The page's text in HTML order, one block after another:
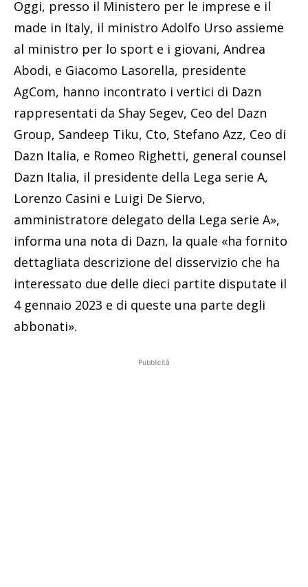
Oggi, presso il Ministero per le imprese e il
made in Italy, il ministro Adolfo Urso assieme
al ministro per lo sport e i giovani, Andrea
Abodi, e Giacomo Lasorella, presidente
AgCom, hanno incontrato i vertici di Dazn
rappresentati da Shay Segev, Ceo del Dazn
Group, Sandeep Tiku, Cto, Stefano Azz, Ceo di
Dazn Italia, e Romeo Righetti, general counsel
Dazn Italia, il presidente della Lega serie A,
Lorenzo Casini e Luigi De Siervo,
amministratore delegato della Lega serie A»,
informa una nota di Dazn, la quale «ha fornito
dettagliata descrizione del disservizio che ha
interessato due delle dieci partite disputate il
4 gennaio 2023 e di queste una parte degli
abbonati».
Pubblicità